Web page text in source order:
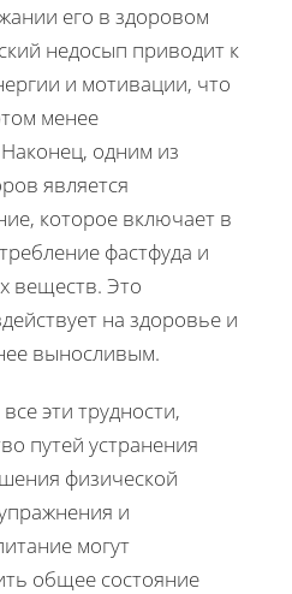
его в здоровом
недосып приводит к
и мотивации, что
менее
одним из
является
которое включает в
фастфуда и
веществ. Это
на здоровье и
выносливым.
эти трудности,
путей устранения
физической
и
могут
общее состояние